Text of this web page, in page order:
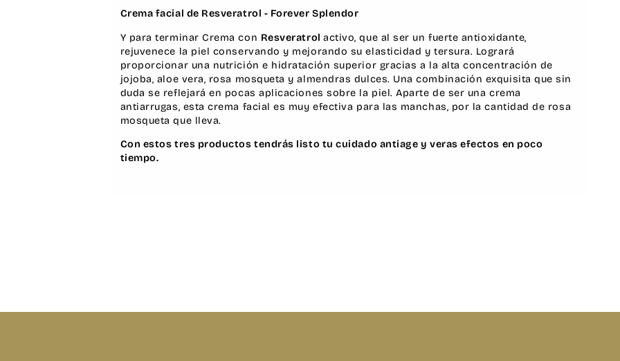
Crema facial de Resveratrol - Forever Splendor
Y para terminar Crema con Resveratrolactivo, que al ser un fuerte antioxidante,
rejuvenece la piel conservando y mejorando su elasticidad y tersura. Logrará
proporcionar una nutrición e hidratación superior gracias a la alta concentración de
jojoba, aloe vera, rosa mosqueta y almendras dulces. Una combinación exquisita que sin
duda se reflejará en pocas aplicaciones sobre la piel. Aparte de ser una crema
antiarrugas, esta crema facial es muy efectiva para las manchas, por la cantidad de rosa
mosqueta que lleva.
Con estos tres productos tendrás listo tu cuidado antiage y veras efectos en poco
tiempo.